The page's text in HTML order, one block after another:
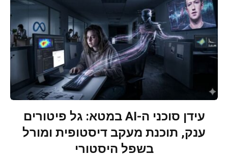
עידן סוכני ה-AI במטא: גל פיטורים
ענק, תוכנת מעקב דיסטופית ומורל
בשפל היסטורי